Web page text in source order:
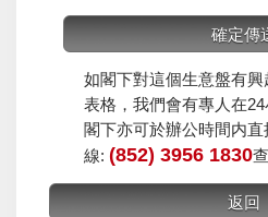
如閣下對這個生意盤有
表格，我們會有專人在24
閣下亦可於辦公時間内
線: (852) 3956 1830